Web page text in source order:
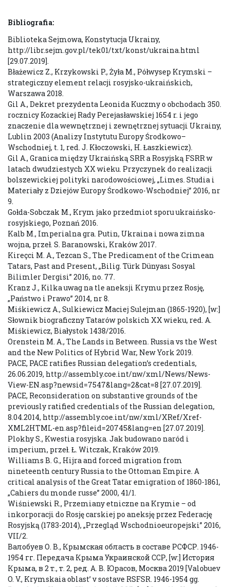
Bibliografia:
Biblioteka Sejmowa, Konstytucja Ukrainy,
http://libr.sejm.gov.pl/tek01/txt/konst/ukraina.html
[29.07.2019].
Błażewicz Z., Krzykowski P., Żyła M., Półwysep Krymski –
strategiczny element relacji rosyjsko-ukraińskich,
Warszawa 2018.
Gil A., Dekret prezydenta Leonida Kuczmy o obchodach 350.
rocznicy Kozackiej Rady Perejasławskiej 1654 r. i jego
znaczenie dla wewnętrznej i zewnętrznej sytuacji Ukrainy,
Lublin 2003 (Analizy Instytutu Europy Środkowo–
Wschodniej, t. 1, red. J. Kłoczowski, H. Łaszkiewicz).
Gil A., Granica między Ukraińską SRR a Rosyjską FSRR w
latach dwudziestych XX wieku. Przyczynek do realizacji
bolszewickiej polityki narodowościowej, „Limes. Studia i
Materiały z Dziejów Europy Środkowo-Wschodniej” 2016, nr
9.
Gołda-Sobczak M., Krym jako przedmiot sporu ukraińsko-
rosyjskiego, Poznań 2016.
Kalb M., Imperialna gra. Putin, Ukraina i nowa zimna
wojna, przeł. S. Baranowski, Kraków 2017.
Kireçci M. A., Tezcan S., The Predicament of the Crimean
Tatars, Past and Present, „Bilig. Türk Dünyası Sosyal
Bilimler Dergisi” 2016, no. 77.
Kranz J., Kilka uwag na tle aneksji Krymu przez Rosję,
„Państwo i Prawo” 2014, nr 8.
Miśkiewicz A., Sulkiewicz Maciej Sulejman (1865-1920), [w:]
Słownik biograficzny Tatarów polskich XX wieku, red. A.
Miśkiewicz, Białystok 1438/2016.
Orenstein M. A., The Lands in Between. Russia vs the West
and the New Politics of Hybrid War, New York 2019.
PACE, PACE ratifies Russian delegation’s credentials,
26.06.2019, http://assembly.coe.int/nw/xml/News/News-
View-EN.asp?newsid=7547&lang=2&cat=8 [27.07.2019].
PACE, Reconsideration on substantive grounds of the
previously ratified credentials of the Russian delegation,
8.04.2014, http://assembly.coe.int/nw/xml/XRef/Xref-
XML2HTML-en.asp?fileid=20745&lang=en [27.07.2019].
Plokhy S., Kwestia rosyjska. Jak budowano naród i
imperium, przeł. Ł. Witczak, Kraków 2019.
Williams B. G., Hijra and forced migration from
nineteenth century Russia to the Ottoman Empire. A
critical analysis of the Great Tatar emigration of 1860-1861,
„Cahiers du monde russe” 2000, 41/1.
Wiśniewski R., Przemiany etniczne na Krymie – od
inkorporacji do Rosję carskiej po aneksję przez Federację
Rosyjską (1783-2014), „Przegląd Wschodnioeuropejski” 2016,
VII/2.
Валобуев О. В., Крымская область в составе РСФСР. 1946-
1954 гг. Передача Крыма Украинской ССР, [w:] История
Крыма, в 2 т., т. 2, ред. А. В. Юрасов, Москва 2019 [Valobuev
O. V., Krymskaia oblast’ v sostave RSFSR. 1946-1954 gg.